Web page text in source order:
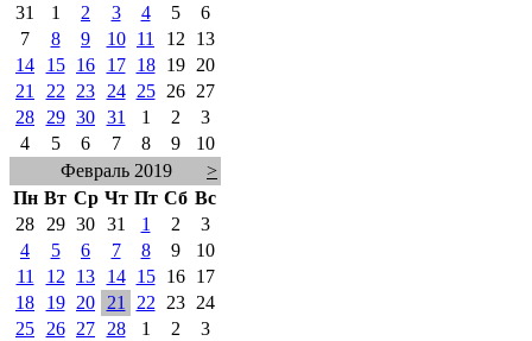
31
1 2 3 4 5
6
7
8 9 10 11 12
13
14
15 16 17 18 19
20
21
22 23 24 25 26
27
28
29 30 31 1 2
3
4
5 6 7 8 9
10
Февраль 2019
>
Пн Вт Ср Чт Пт Сб Вс
28
29 30 31 1 2
3
4
5 6 7 8 9
10
11
12 13 14 15 16
17
18
19 20 21 22 23
24
25
26 27 28 1 2 3